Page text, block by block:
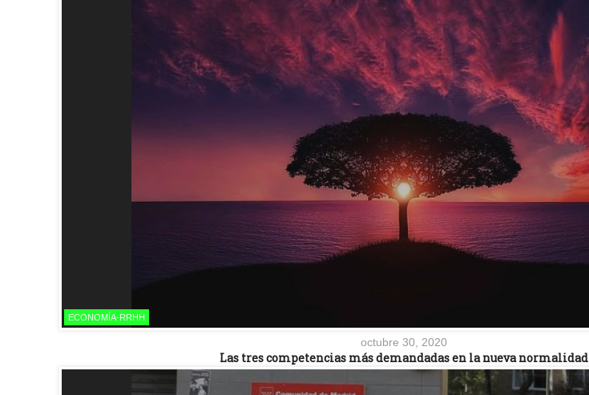
ECONOMÍA-RRHH
octubre 30, 2020
Las tres competencias más demandadas en la nueva normalidad